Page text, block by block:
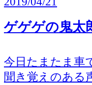
ゲゲゲの鬼太
今日たまたま車
聞き覚えのある